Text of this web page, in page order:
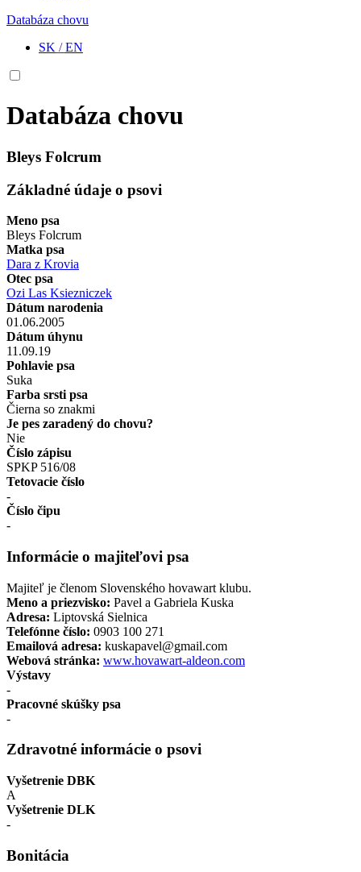
Databáza chovu
SK /EN
Databáza chovu
Bleys Folcrum
Základné údaje o psovi
Meno psa
Bleys Folcrum
Matka psa
Dara z Krovia
Otec psa
Ozi Las Ksiezniczek
Dátum narodenia
01.06.2005
Dátum úhynu
11.09.19
Pohlavie psa
Suka
Farba srsti psa
Čierna so znakmi
Je pes zaradený do chovu?
Nie
Číslo zápisu
SPKP 516/08
Tetovacie číslo
-
Číslo čipu
-
Informácie o majiteľovi psa
Majiteľ je členom Slovenského hovawart klubu.
Meno a priezvisko: Pavel a Gabriela Kuska
Adresa: Liptovská Sielnica
Telefónne číslo: 0903 100 271
Emailová adresa: kuskapavel@gmail.com
Webová stránka: www.hovawart-aldeon.com
Výstavy
-
Pracovné skúšky psa
-
Zdravotné informácie o psovi
Vyšetrenie DBK
A
Vyšetrenie DLK
-
Bonitácia